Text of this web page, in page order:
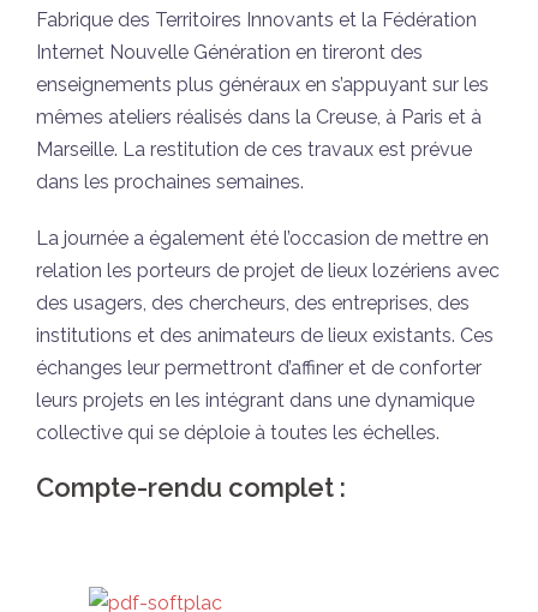
Fabrique des Territoires Innovants et la Fédération
Internet Nouvelle Génération en tireront des
enseignements plus généraux en s’appuyant sur les
mêmes ateliers réalisés dans la Creuse, à Paris et à
Marseille. La restitution de ces travaux est prévue
dans les prochaines semaines.
La journée a également été l’occasion de mettre en
relation les porteurs de projet de lieux lozériens avec
des usagers, des chercheurs, des entreprises, des
institutions et des animateurs de lieux existants. Ces
échanges leur permettront d’affiner et de conforter
leurs projets en les intégrant dans une dynamique
collective qui se déploie à toutes les échelles.
Compte-rendu complet :